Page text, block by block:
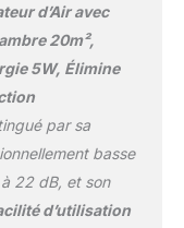
d’Air avec
20m²,
5W, Élimine
par sa
basse
22 dB, et son
d’utilisation